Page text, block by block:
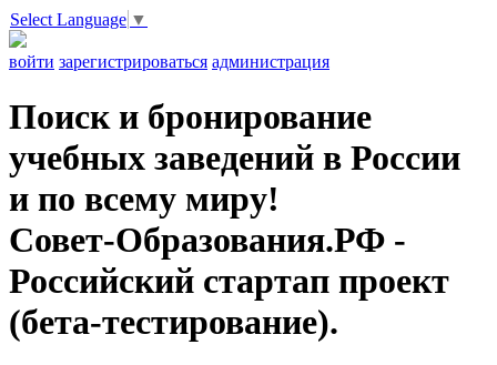
Select Language ▼
войти зарегистрироваться администрация
Поиск и бронирование
учебных заведений в России
и по всему миру!
Совет-Образования.РФ -
Российский стартап проект
(бета-тестирование).